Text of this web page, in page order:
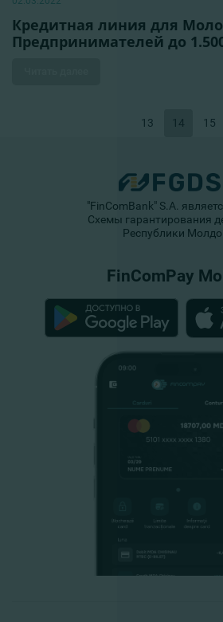
Кредитная линия для
Предпринимателей до
13 14 15
"FinComBank" S.A.
Схемы гарантирования
Республики
FinComPay